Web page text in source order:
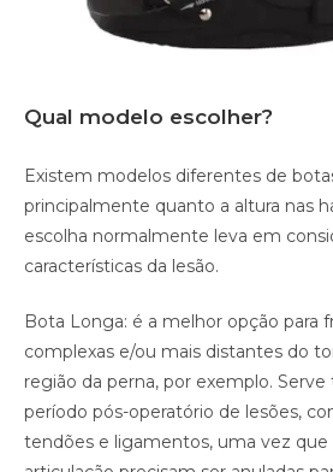
Qual modelo escolher?
Existem modelos diferentes de
principalmente quanto a altura nas
escolha normalmente leva em
características da lesão.
Bota Longa: é a melhor opção para
complexas e/ou mais distantes do
região da perna, por exemplo.
período pós-operatório de lesões,
tendões e ligamentos, uma vez que